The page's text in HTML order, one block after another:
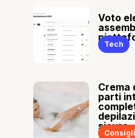
Voto
Tech
Crema
parti
sicura